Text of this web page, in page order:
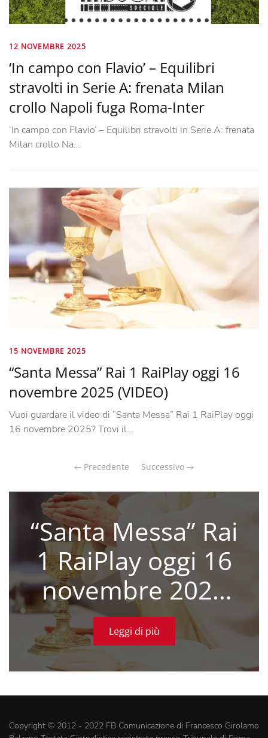
12 NOVEMBRE 2025
‘In campo con Flavio’ – Equilibri
stravolti in Serie A: frenata Milan
crollo Napoli fuga Roma-Inter
‘In campo con Flavio’ – Equilibri stravolti in Serie A: frenata
Milan crollo Na…
15 NOVEMBRE 2025
“Santa Messa” Rai 1 RaiPlay oggi 16
novembre 2025 (VIDEO)
Vuoi guardare il video di “Santa Messa” Rai 1 RaiPlay oggi
16 novembre 2025? Trovi il…
Precedente Successivo
“Santa Messa” Rai
1 RaiPlay oggi 16
novembre 2025
(VIDEO)
Leggi di più
Copyright © 2012 - 2022 FB Comunicazione di Francesco Girolamo